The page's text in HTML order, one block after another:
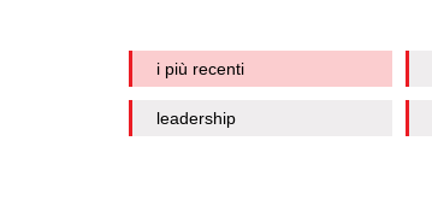
i più recenti
leadership